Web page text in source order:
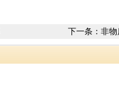
下一条： 非物
法》举行授牌